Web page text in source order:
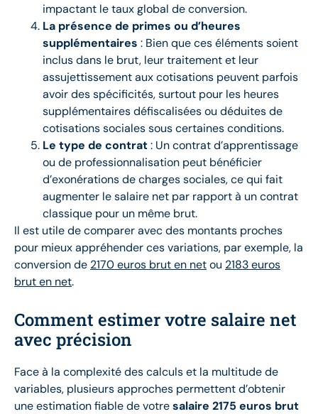
impactant le taux global de conversion.
La présence de primes ou d’heures
supplémentaires : Bien que ces éléments soient
inclus dans le brut, leur traitement et leur
assujettissement aux cotisations peuvent parfois
avoir des spécificités, surtout pour les heures
supplémentaires défiscalisées ou déduites de
cotisations sociales sous certaines conditions.
Le type de contrat: Un contrat d’apprentissage
ou de professionnalisation peut bénéficier
d’exonérations de charges sociales, ce qui fait
augmenter le salaire net par rapport à un contrat
classique pour un même brut.
Il est utile de comparer avec des montants proches
pour mieux appréhender ces variations, par exemple, la
conversion de 2170 euros brut en netou 2183 euros
brut en net.
Comment estimer votre salaire net
avec précision
Face à la complexité des calculs et la multitude de
variables, plusieurs approches permettent d’obtenir
une estimation fiable de votresalaire 2175 euros brut